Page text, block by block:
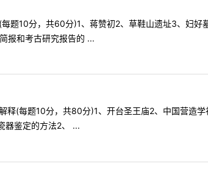
题10分，共60分)1、蒋赞初2、草鞋山遗址3、妇好
报和考古研究报告的 ...
(每题10分，共80分)1、开台圣王庙2、中国营造
器鉴定的方法2、 ...